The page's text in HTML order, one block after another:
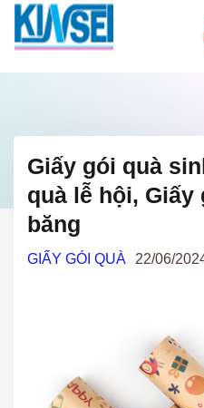
Giấy gói quà
quà lễ hội, Giấy
băng
GIẤY GÓI QUÀ 22/06/